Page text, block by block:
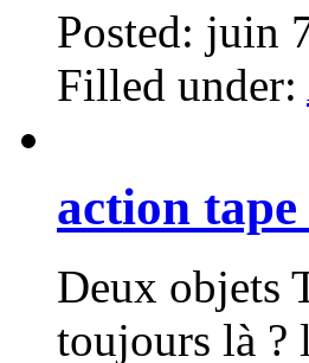
Posted: juin
Filled under:
action
Deux objets
toujours là